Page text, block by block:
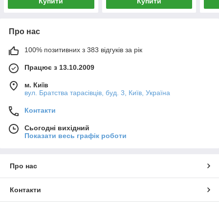
Про нас
100% позитивних з 383 відгуків за рік
Працює з 13.10.2009
м. Київ
вул. Братства тарасівців, буд. 3, Київ, Україна
Контакти
Сьогодні вихідний
Показати весь графік роботи
Про нас
Контакти